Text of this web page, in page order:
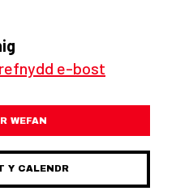
e-bost
WEFAN
Y CALENDR